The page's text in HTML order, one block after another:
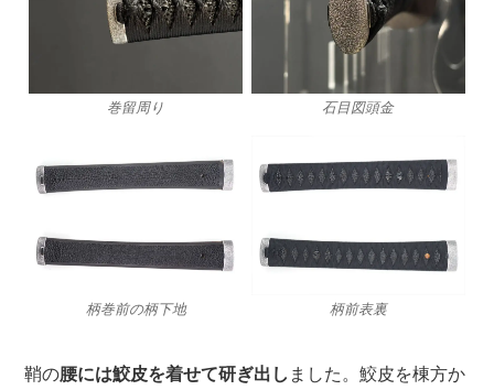
巻留周り 石目図頭金
柄巻前の柄下地 柄前表裏
鞘の腰には鮫皮を着せて研ぎ出し ました。鮫皮を棟方か